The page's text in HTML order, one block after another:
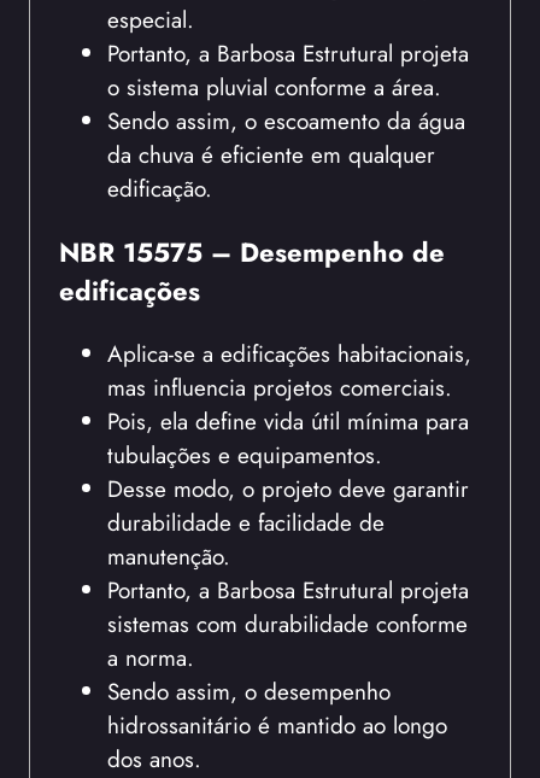
especial.
Portanto, a Barbosa Estrutural projeta
o sistema pluvial conforme a área.
Sendo assim, o escoamento da água
da chuva é eficiente em qualquer
edificação.
NBR 15575 – Desempenho de
edificações
Aplica-se a edificações habitacionais,
mas influencia projetos comerciais.
Pois, ela define vida útil mínima para
tubulações e equipamentos.
Desse modo, o projeto deve garantir
durabilidade e facilidade de
manutenção.
Portanto, a Barbosa Estrutural projeta
sistemas com durabilidade conforme
a norma.
Sendo assim, o desempenho
hidrossanitário é mantido ao longo
dos anos.